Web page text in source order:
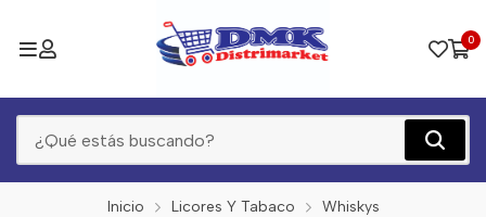
0
Inicio Licores Y Tabaco Whiskys